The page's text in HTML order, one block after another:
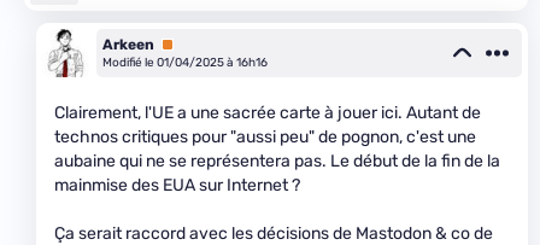
Arkeen
Premium
Modifié le 01/04/2025 à 16h16
Clairement, l'UE a une sacrée carte à jouer ici. Autant de
technos critiques pour "aussi peu" de pognon, c'est une
aubaine qui ne se représentera pas. Le début de la fin de la
mainmise des EUA sur Internet ?
Ça serait raccord avec les décisions de Mastodon & co de